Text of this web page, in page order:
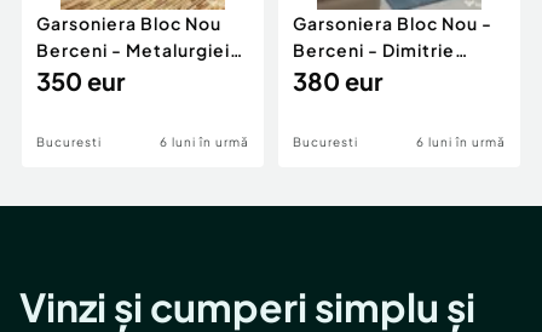
Garsoniera Bloc Nou
Berceni - Metalurgiei
Park - Postalionul
350 eur
Bucuresti 6 luni în urmă
Garsoniera Bloc Nou -
Berceni - Dimitrie
Leonida
380 eur
Bucuresti 6 luni în urmă
Vinzi și cumperi simplu și